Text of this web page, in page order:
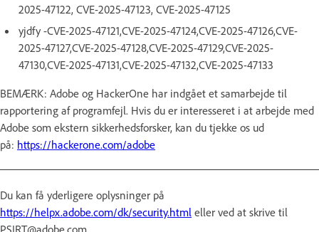
2025-47122, CVE-2025-47123, CVE-2025-47125
yjdfy -CVE-2025-47121,CVE-2025-47124,CVE-2025-47126,CVE-
2025-47127,CVE-2025-47128,CVE-2025-47129,CVE-2025-
47130,CVE-2025-47131,CVE-2025-47132,CVE-2025-47133
BEMÆRK: Adobe og HackerOne har indgået et samarbejde til
rapportering af programfejl. Hvis du er interesseret i at arbejde med
Adobe som ekstern sikkerhedsforsker, kan du tjekke os ud
på: https://hackerone.com/adobe
Du kan få yderligere oplysninger på
https://helpx.adobe.com/dk/security.html eller ved at skrive til
PSIRT@adobe.com